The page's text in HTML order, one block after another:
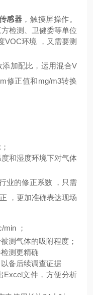
感器 ，触摸屏操作。
检测、卫健委等单位
VOC环境 ，又需要测
加配比，运用混合V
修正值和mg/m3转换
和湿度环境下对气体
业的修正系数
，只需
，更加准确表达现场
min ；
测气体的吸附程度；
测更精确
备后续调查证据
Excel文件，方便分析